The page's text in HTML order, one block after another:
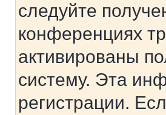
следуйте
конференциях
активированы
систему. Эта
регистрации.